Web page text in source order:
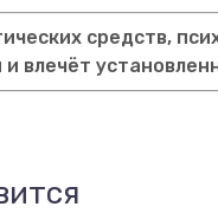
средств,
влечёт